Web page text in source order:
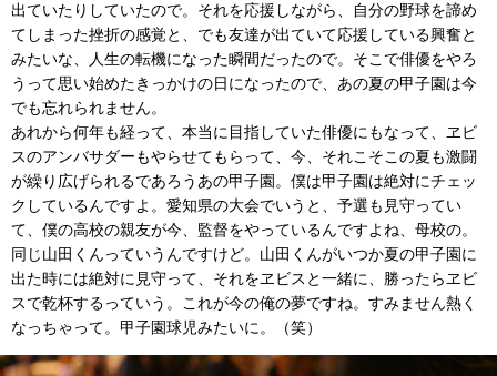
出ていたりしていたので。それを応援しながら、自分の野球を諦め
てしまった挫折の感覚と、でも友達が出ていて応援している興奮と
みたいな、人生の転機になった瞬間だったので。そこで俳優をやろ
うって思い始めたきっかけの日になったので、あの夏の甲子園は今
でも忘れられません。
あれから何年も経って、本当に目指していた俳優にもなって、ヱビ
スのアンバサダーもやらせてもらって、今、それこそこの夏も激闘
が繰り広げられるであろうあの甲子園。僕は甲子園は絶対にチェッ
クしているんですよ。愛知県の大会でいうと、予選も見守ってい
て、僕の高校の親友が今、監督をやっているんですよね、母校の。
同じ山田くんっていうんですけど。山田くんがいつか夏の甲子園に
出た時には絶対に見守って、それをヱビスと一緒に、勝ったらヱビ
スで乾杯するっていう。これが今の俺の夢ですね。すみません熱く
なっちゃって。甲子園球児みたいに。（笑）